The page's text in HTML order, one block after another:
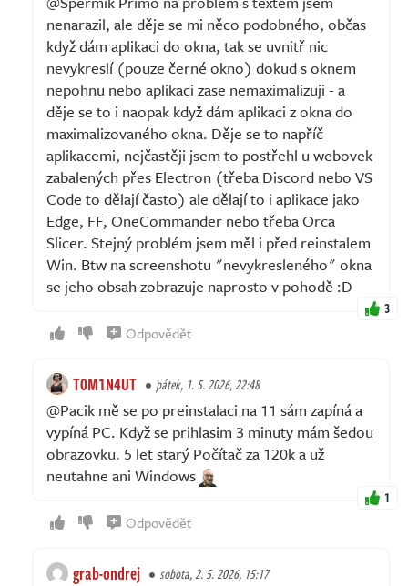
nenarazil, ale děje se mi něco podobného, občas
když dám aplikaci do okna, tak se uvnitř nic
nevykreslí (pouze černé okno) dokud s oknem
nepohnu nebo aplikaci zase nemaximalizuji - a
děje se to i naopak když dám aplikaci z okna do
maximalizovaného okna. Děje se to napříč
aplikacemi, nejčastěji jsem to postřehl u webovek
zabalených přes Electron (třeba Discord nebo VS
Code to dělají často) ale dělají to i aplikace jako
Edge, FF, OneCommander nebo třeba Orca
Slicer. Stejný problém jsem měl i před reinstalem
Win. Btw na screenshotu "nevykresleného" okna
se jeho obsah zobrazuje naprosto v pohodě :D
3
Odpovědět
T0M1N4UT pátek, 1. 5. 2026, 22:48
@Pacik mě se po preinstalaci na 11 sám zapíná a
vypíná PC. Když se prihlasim 3 minuty mám šedou
obrazovku. 5 let starý Počítač za 120k a už
neutahne ani Windows
1
Odpovědět
grab-ondrej sobota, 2. 5. 2026, 15:17